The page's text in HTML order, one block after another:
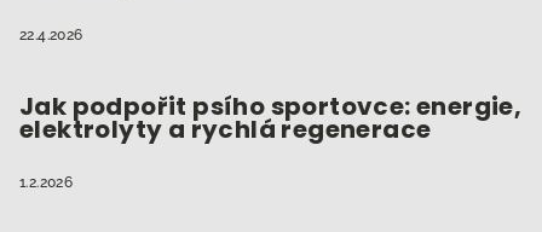
22.4.2026
Jak podpořit psího sportovce: energie,
elektrolyty a rychlá regenerace
1.2.2026